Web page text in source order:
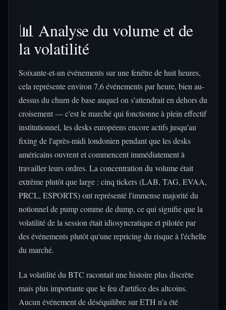
📊 Analyse du volume et de
la volatilité
Soixante-et-un événements sur une fenêtre de huit heures,
cela représente environ 7,6 événements par heure, bien au-
dessus du churn de base auquel on s'attendrait en dehors du
croisement — c'est le marché qui fonctionne à plein effectif
institutionnel, les desks européens encore actifs jusqu'au
fixing de l'après-midi londonien pendant que les desks
américains ouvrent et commencent immédiatement à
travailler leurs ordres. La concentration du volume était
extrême plutôt que large : cinq tickers (LAB, TAG, EVAA,
PRCL, ESPORTS) ont représenté l'immense majorité du
notionnel de pump comme de dump, ce qui signifie que la
volatilité de la session était idiosyncratique et pilotée par
des événements plutôt qu'une repricing du risque à l'échelle
du marché.
La volatilité du BTC racontait une histoire plus discrète
mais plus importante que le feu d'artifice des altcoins.
Aucun événement de déséquilibre sur ETH n'a été